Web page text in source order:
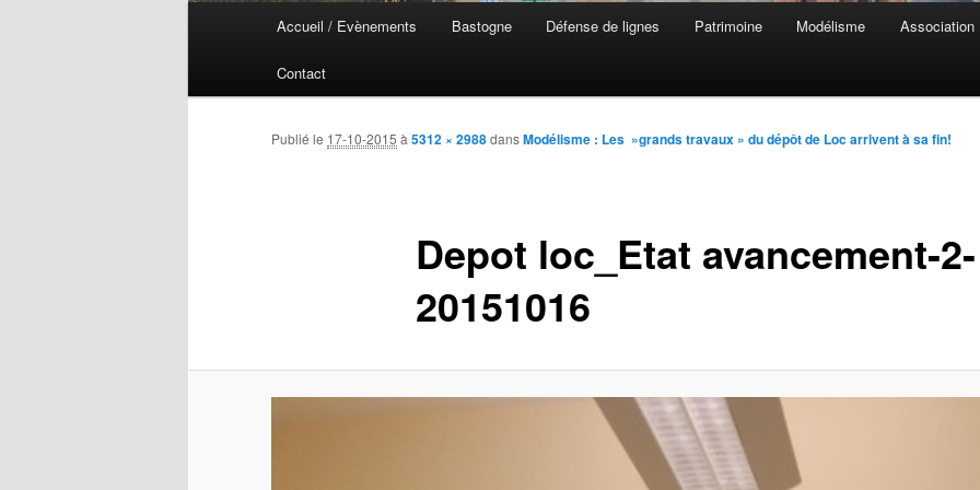
Aller
au
contenu
Aller
au
contenu
Accueil / Evènements Bastogne Défense de lignes Patrimoine Modélisme Association
Contact
Depot loc_Etat avancement-2-
20151016
Publié le 17-10-2015 à 5312 × 2988dansModélisme : Les »grands travaux » du dépôt de Loc arrivent à sa fin!